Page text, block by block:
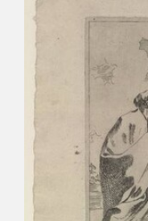
ACCIÓN CORPORATIVA
PROGRAMACIÓN
EXPOSICIONES